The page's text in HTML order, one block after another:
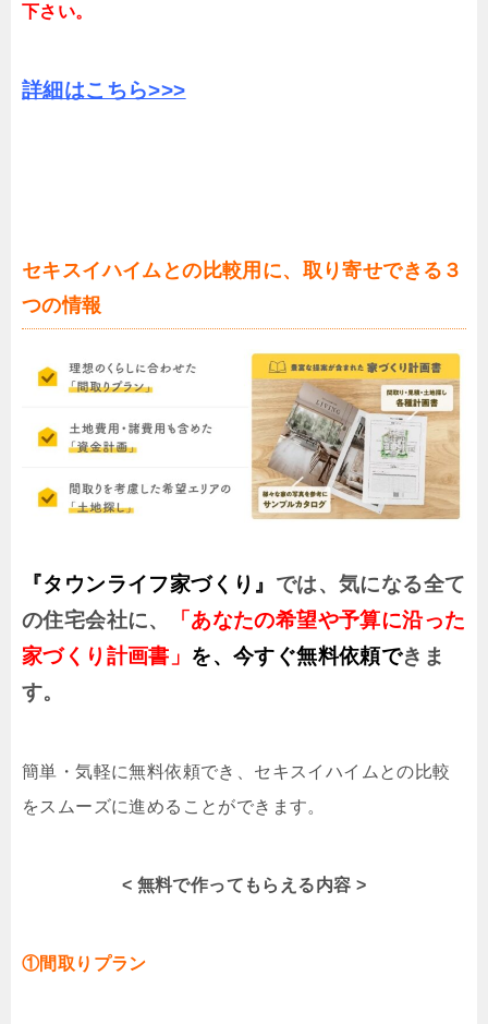
下さい。
詳細はこちら>>>
セキスイハイムとの比較用に、取り寄せできる３
つの情報
『タウンライフ家づくり』 では、気になる全て
の住宅会社に、
「あなたの希望や予算に沿った
家づくり計画書」 を、今すぐ無料依頼できま
す。
簡単・気軽に無料依頼でき、セキスイハイムとの比較
をスムーズに進めることができます。
< 無料で作ってもらえる内容 >
①間取りプラン